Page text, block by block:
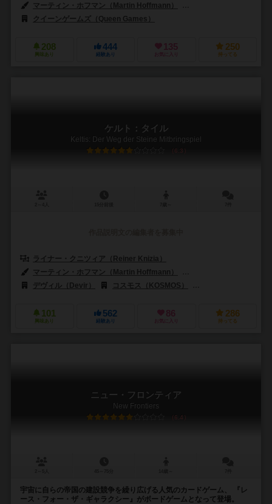
マーティン・ホフマン（Martin Hoffmann）
クイーンゲームズ（Queen Games）
208
興味あり
444
経験あり
135
お気に入り
250
持ってる
ケルト：タイル
Keltis: Der Weg der Steine Mitbringspiel
6.3
ライナー・クニツィア（Reiner Knizia）
マーティン・ホフマン（Martin Hoffmann）
デヴィル（Devir）
コスモス（KOSMOS）
101
興味あり
562
経験あり
86
お気に入り
286
持ってる
ニュー・フロンティア
New Frontiers
6.4
宇宙に自らの帝国の建設競争を繰り広げる人気のカードゲーム、 『レ
ース・フォー・ザ・ギャラクシー』がボードゲームとなって登場。